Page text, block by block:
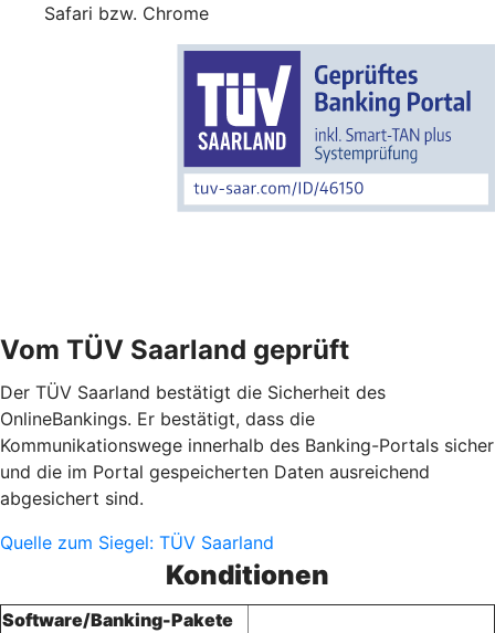
Safari bzw. Chrome
Vom TÜV Saarland geprüft
Der TÜV Saarland bestätigt die Sicherheit des
OnlineBankings. Er bestätigt, dass die
Kommunikationswege innerhalb des Banking-Portals sicher
und die im Portal gespeicherten Daten ausreichend
abgesichert sind.
Quelle zum Siegel: TÜV Saarland
Konditionen
Software/Banking-Pakete